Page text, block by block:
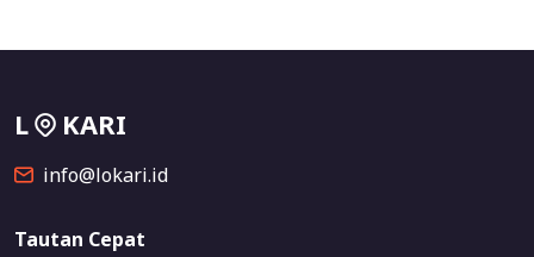
L KARI
info@lokari.id
Tautan Cepat